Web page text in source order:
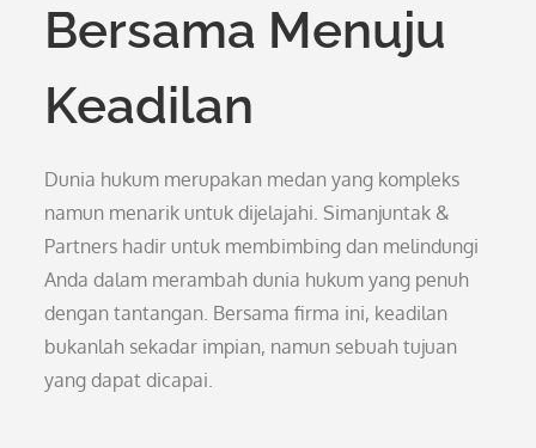
Bersama Menuju
Keadilan
Dunia hukum merupakan medan yang kompleks
namun menarik untuk dijelajahi. Simanjuntak &
Partners hadir untuk membimbing dan melindungi
Anda dalam merambah dunia hukum yang penuh
dengan tantangan. Bersama firma ini, keadilan
bukanlah sekadar impian, namun sebuah tujuan
yang dapat dicapai.